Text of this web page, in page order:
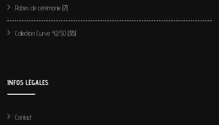
Robes de cérémonie (7)
Collection Curve 42/50 (35)
INFOS LÉGALES
Contact